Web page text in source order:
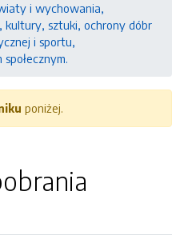
i wychowania,
sztuki, ochrony dóbr
i sportu,
poniżej.